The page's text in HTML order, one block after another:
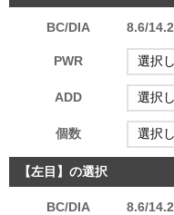
BC/DIA 8.6/14.2
PWR
ADD
個数
【左目】の選択
BC/DIA 8.6/14.2